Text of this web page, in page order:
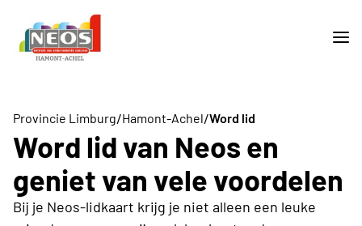
Provincie Limburg/Hamont-Achel/Word lid
Word lid van Neos en
geniet van vele voordelen
Bij je Neos-lidkaart krijg je niet alleen een leuke